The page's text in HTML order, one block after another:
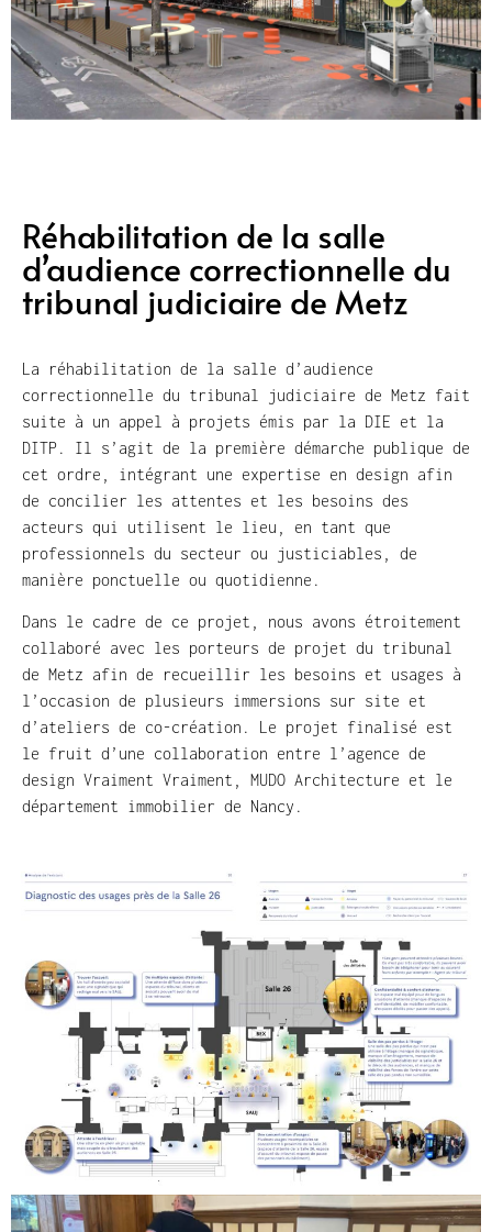
Réhabilitation de la salle
d’audience correctionnelle du
tribunal judiciaire de Metz
La réhabilitation de la salle d’audience
correctionnelle du tribunal judiciaire de Metz fait
suite à un appel à projets émis par la DIE et la
DITP. Il s’agit de la première démarche publique de
cet ordre, intégrant une expertise en design afin
de concilier les attentes et les besoins des
acteurs qui utilisent le lieu, en tant que
professionnels du secteur ou justiciables, de
manière ponctuelle ou quotidienne.
Dans le cadre de ce projet, nous avons étroitement
collaboré avec les porteurs de projet du tribunal
de Metz afin de recueillir les besoins et usages à
l’occasion de plusieurs immersions sur site et
d’ateliers de co-création. Le projet finalisé est
le fruit d’une collaboration entre l’agence de
design Vraiment Vraiment, MUDO Architecture et le
département immobilier de Nancy.